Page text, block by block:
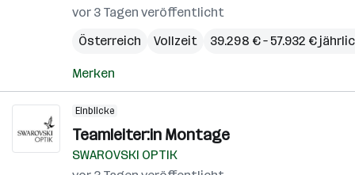
vor 3 Tagen veröffentlicht
Österreich
Vollzeit 39.298 € – 57.932 €
Merken
Einblicke
Teamleiter:in Montage
SWAROVSKI OPTIK